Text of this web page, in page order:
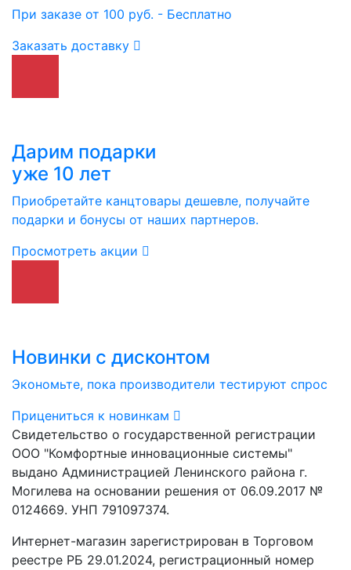
При заказе от 100 руб. - Бесплатно
Заказать доставку
Дарим подарки
уже 10 лет
Приобретайте канцтовары дешевле, получайте
подарки и бонусы от наших партнеров.
Просмотреть акции
Новинки с дисконтом
Экономьте, пока производители тестируют спрос
Прицениться к новинкам
Свидетельство о государственной регистрации
ООО "Комфортные инновационные системы"
выдано Администрацией Ленинского района г.
Могилева на основании решения от 06.09.2017 №
0124669. УНП 791097374.
Интернет-магазин зарегистрирован в Торговом
реестре РБ 29.01.2024, регистрационный номер